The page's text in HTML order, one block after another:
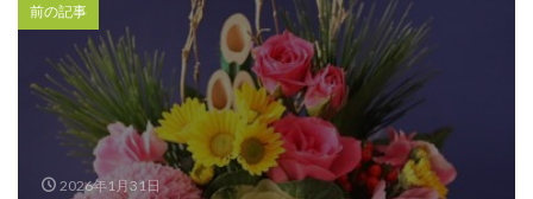
前の記事
2026年1月31日